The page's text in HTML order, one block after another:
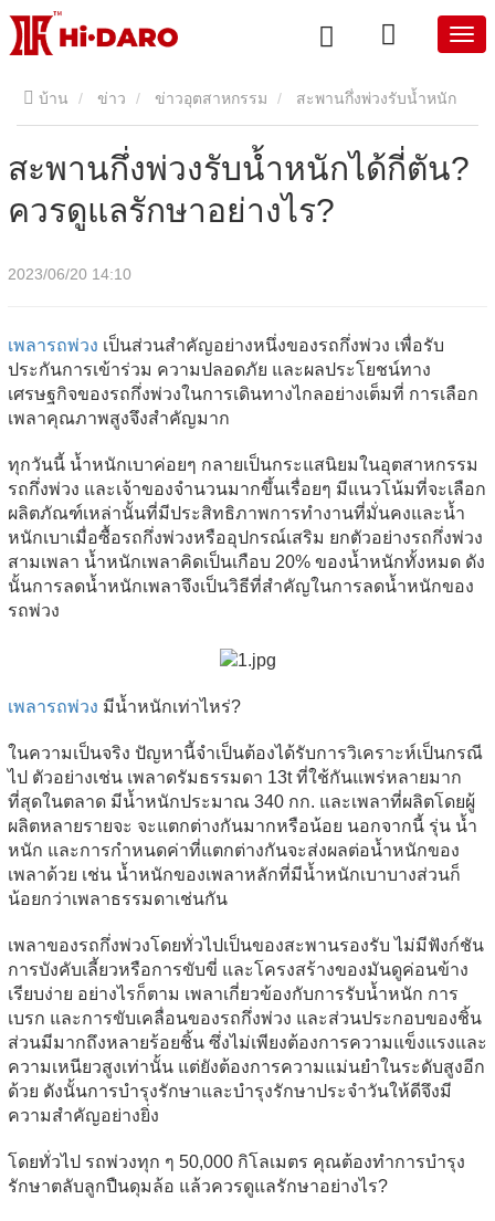
บ้าน ข่าว ข่าวอุตสาหกรรม
ได้กี่ตัน? ควรดูแลรักษาอย่างไร?
สะพานกึ่งพ่วงรับน้ำหนักได้กี่ตัน?
ควรดูแลรักษาอย่างไร?
2023/06/20 14:10
เพลารถพ่วง เป็นส่วนสำคัญอย่างหนึ่งของรถกึ่งพ่วง เพื่อรับ
ประกันการเข้าร่วม ความปลอดภัย และผลประโยชน์ทาง
เศรษฐกิจของรถกึ่งพ่วงในการเดินทางไกลอย่างเต็มที่ การเลือก
เพลาคุณภาพสูงจึงสำคัญมาก
ทุกวันนี้ น้ำหนักเบาค่อยๆ กลายเป็นกระแสนิยมในอุตสาหกรรม
รถกึ่งพ่วง และเจ้าของจำนวนมากขึ้นเรื่อยๆ มีแนวโน้มที่จะเลือก
ผลิตภัณฑ์เหล่านั้นที่มีประสิทธิภาพการทำงานที่มั่นคงและน้ำ
หนักเบาเมื่อซื้อรถกึ่งพ่วงหรืออุปกรณ์เสริม ยกตัวอย่างรถกึ่งพ่วง
สามเพลา น้ำหนักเพลาคิดเป็นเกือบ 20% ของน้ำหนักทั้งหมด ดัง
นั้นการลดน้ำหนักเพลาจึงเป็นวิธีที่สำคัญในการลดน้ำหนักของ
รถพ่วง
เพลารถพ่วง มีน้ำหนักเท่าไหร่?
ในความเป็นจริง ปัญหานี้จำเป็นต้องได้รับการวิเคราะห์เป็นกรณี
ไป ตัวอย่างเช่น เพลาดรัมธรรมดา 13t ที่ใช้กันแพร่หลายมาก
ที่สุดในตลาด มีน้ำหนักประมาณ 340 กก. และเพลาที่ผลิตโดยผู้
ผลิตหลายรายจะ จะแตกต่างกันมากหรือน้อย นอกจากนี้ รุ่น น้ำ
หนัก และการกำหนดค่าที่แตกต่างกันจะส่งผลต่อน้ำหนักของ
เพลาด้วย เช่น น้ำหนักของเพลาหลักที่มีน้ำหนักเบาบางส่วนก็
น้อยกว่าเพลาธรรมดาเช่นกัน
เพลาของรถกึ่งพ่วงโดยทั่วไปเป็นของสะพานรองรับ ไม่มีฟังก์ชัน
การบังคับเลี้ยวหรือการขับขี่ และโครงสร้างของมันดูค่อนข้าง
เรียบง่าย อย่างไรก็ตาม เพลาเกี่ยวข้องกับการรับน้ำหนัก การ
เบรก และการขับเคลื่อนของรถกึ่งพ่วง และส่วนประกอบของชิ้น
ส่วนมีมากถึงหลายร้อยชิ้น ซึ่งไม่เพียงต้องการความแข็งแรงและ
ความเหนียวสูงเท่านั้น แต่ยังต้องการความแม่นยำในระดับสูงอีก
ด้วย ดังนั้นการบำรุงรักษาและบำรุงรักษาประจำวันให้ดีจึงมี
ความสำคัญอย่างยิ่ง
โดยทั่วไป รถพ่วงทุก ๆ 50,000 กิโลเมตร คุณต้องทำการบำรุง
รักษาตลับลูกปืนดุมล้อ แล้วควรดูแลรักษาอย่างไร?